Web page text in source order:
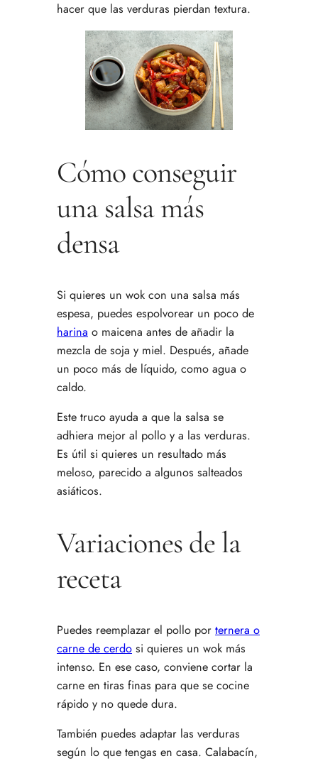
hacer que las verduras pierdan textura.
Cómo conseguir
una salsa más
densa
Si quieres un wok con una salsa más
espesa, puedes espolvorear un poco de
harina o maicena antes de añadir la
mezcla de soja y miel. Después, añade
un poco más de líquido, como agua o
caldo.
Este truco ayuda a que la salsa se
adhiera mejor al pollo y a las verduras.
Es útil si quieres un resultado más
meloso, parecido a algunos salteados
asiáticos.
Variaciones de la
receta
Puedes reemplazar el pollo por ternera o
carne de cerdo si quieres un wok más
intenso. En ese caso, conviene cortar la
carne en tiras finas para que se cocine
rápido y no quede dura.
También puedes adaptar las verduras
según lo que tengas en casa. Calabacín,